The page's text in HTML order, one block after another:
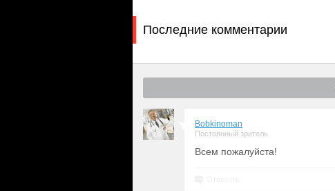
Последние комментарии
Bobkinoman
Постоянный зритель
Всем пожалуйста!